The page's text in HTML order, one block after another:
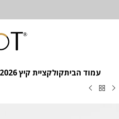
עמוד הביתקולקציית קיץ 2026